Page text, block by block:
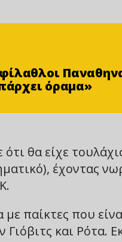
όραμα»
θα είχε
έχοντας
παίκτες που
και Ρότα.